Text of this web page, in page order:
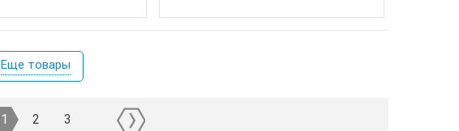
Еще товары
1 2 3